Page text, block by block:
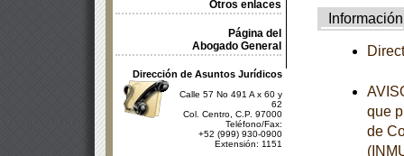
Otros enlaces
Página del
Abogado General
Dirección de Asuntos Jurídicos
Calle 57 No 491 A x 60 y
62
Col. Centro, C.P. 97000
Teléfono/Fax:
+52 (999) 930-0900
Extensión: 1151
Información
que
de